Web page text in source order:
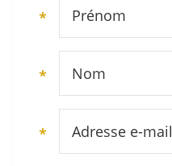
* Prénom
* Nom
* Adresse e-mail